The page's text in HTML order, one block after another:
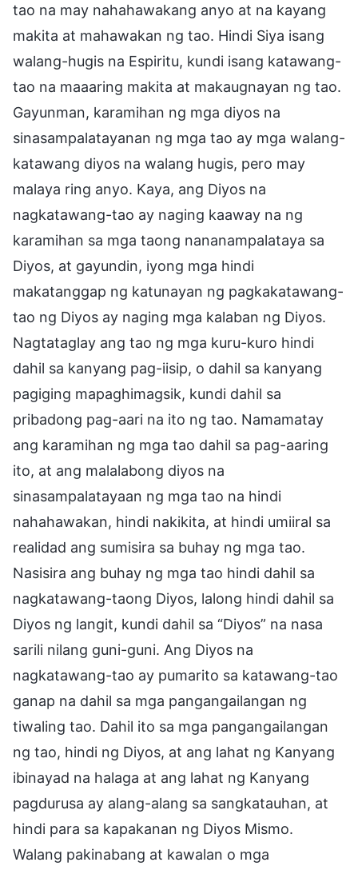
tao na may nahahawakang anyo at na kayang
makita at mahawakan ng tao. Hindi Siya isang
walang-hugis na Espiritu, kundi isang katawang-
tao na maaaring makita at makaugnayan ng tao.
Gayunman, karamihan ng mga diyos na
sinasampalatayanan ng mga tao ay mga walang-
katawang diyos na walang hugis, pero may
malaya ring anyo. Kaya, ang Diyos na
nagkatawang-tao ay naging kaaway na ng
karamihan sa mga taong nananampalataya sa
Diyos, at gayundin, iyong mga hindi
makatanggap ng katunayan ng pagkakatawang-
tao ng Diyos ay naging mga kalaban ng Diyos.
Nagtataglay ang tao ng mga kuru-kuro hindi
dahil sa kanyang pag-iisip, o dahil sa kanyang
pagiging mapaghimagsik, kundi dahil sa
pribadong pag-aari na ito ng tao. Namamatay
ang karamihan ng mga tao dahil sa pag-aaring
ito, at ang malalabong diyos na
sinasampalatayaan ng mga tao na hindi
nahahawakan, hindi nakikita, at hindi umiiral sa
realidad ang sumisira sa buhay ng mga tao.
Nasisira ang buhay ng mga tao hindi dahil sa
nagkatawang-taong Diyos, lalong hindi dahil sa
Diyos ng langit, kundi dahil sa “Diyos” na nasa
sarili nilang guni-guni. Ang Diyos na
nagkatawang-tao ay pumarito sa katawang-tao
ganap na dahil sa mga pangangailangan ng
tiwaling tao. Dahil ito sa mga pangangailangan
ng tao, hindi ng Diyos, at ang lahat ng Kanyang
ibinayad na halaga at ang lahat ng Kanyang
pagdurusa ay alang-alang sa sangkatauhan, at
hindi para sa kapakanan ng Diyos Mismo.
Walang pakinabang at kawalan o mga